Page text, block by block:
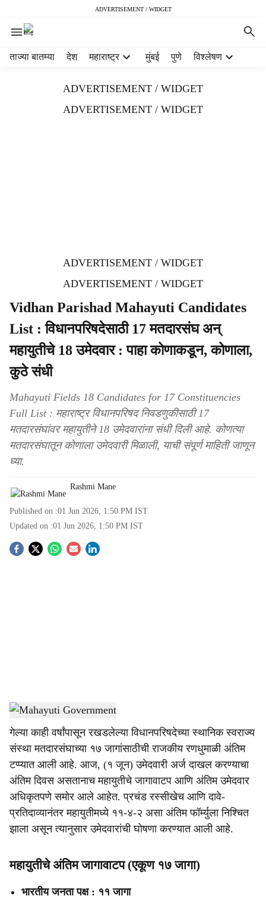
ADVERTISEMENT / WIDGET
ताज्या बातम्या देश महाराष्ट्र मुंबई पुणे विश्लेषण
ADVERTISEMENT / WIDGET
ADVERTISEMENT / WIDGET
ADVERTISEMENT / WIDGET
ADVERTISEMENT / WIDGET
Vidhan Parishad Mahayuti Candidates
List : विधानपरिषदेसाठी 17 मतदारसंघ अन्
महायुतीचे 18 उमेदवार : पाहा कोणाकडून, कोणाला,
कुठे संधी
Mahayuti Fields 18 Candidates for 17 Constituencies
Full List : महाराष्ट्र विधानपरिषद निवडणुकीसाठी 17
मतदारसंघांवर महायुतीने 18 उमेदवारांना संधी दिली आहे. कोणत्या
मतदारसंघातून कोणाला उमेदवारी मिळाली, याची संपूर्ण माहिती जाणून
घ्या.
Rashmi Mane
Published on :01 Jun 2026, 1:50 PM IST
Updated on :01 Jun 2026, 1:50 PM IST
S
a
r
e
Mahayuti Government-Sarkarnama
गेल्या काही वर्षांपासून रखडलेल्या विधानपरिषदेच्या स्थानिक स्वराज्य
संस्था मतदारसंघाच्या १७ जागांसाठीची राजकीय रणधुमाळी अंतिम
टप्प्यात आली आहे. आज, (१ जून) उमेदवारी अर्ज दाखल करण्याचा
अंतिम दिवस असतानाच महायुतीचे जागावाटप आणि अंतिम उमेदवार
अधिकृतपणे समोर आले आहेत. प्रचंड रस्सीखेच आणि दावे-
प्रतिदाव्यानंतर महायुतीमध्ये ११-४-२ असा अंतिम फॉर्म्युला निश्चित
झाला असून त्यानुसार उमेदवारांची घोषणा करण्यात आली आहे.
महायुतीचे अंतिम जागावाटप (एकूण १७ जागा)
भारतीय जनता पक्ष : ११ जागा